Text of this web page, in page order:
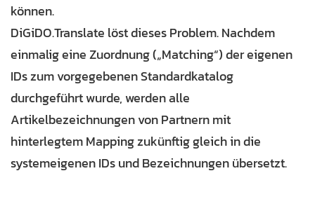
können.
DiGiDO.Translate löst dieses Problem. Nachdem
einmalig eine Zuordnung („Matching“) der eigenen
IDs zum vorgegebenen Standardkatalog
durchgeführt wurde, werden alle
Artikelbezeichnungen von Partnern mit
hinterlegtem Mapping zukünftig gleich in die
systemeigenen IDs und Bezeichnungen übersetzt.